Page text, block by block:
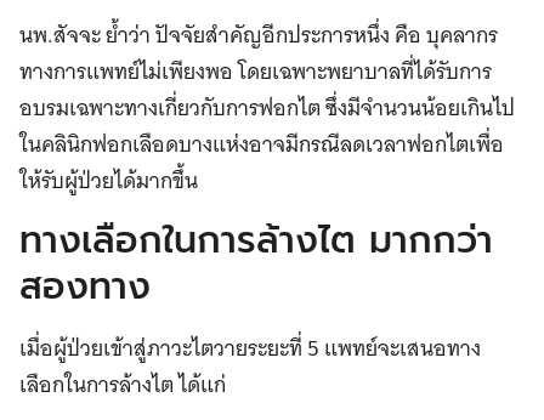
นพ.สัจจะ ย้ำว่า ปัจจัยสำคัญอีกประการหนึ่ง คือ บุคลากร
ทางการแพทย์ไม่เพียงพอ โดยเฉพาะพยาบาลที่ได้รับการ
อบรมเฉพาะทางเกี่ยวกับการฟอกไต ซึ่งมีจำนวนน้อยเกินไป
ในคลินิกฟอกเลือดบางแห่งอาจมีกรณีลดเวลาฟอกไตเพื่อ
ให้รับผู้ป่วยได้มากขึ้น
ทางเลือกในการล้างไต มากกว่า
สองทาง
เมื่อผู้ป่วยเข้าสู่ภาวะไตวายระยะที่ 5 แพทย์จะเสนอทาง
เลือกในการล้างไต ได้แก่